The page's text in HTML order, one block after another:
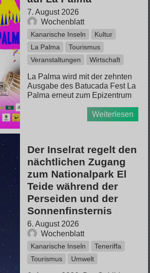
7. August 2026
Wochenblatt
Kanarische Inseln
Kultur
La Palma
Tourismus
Veranstaltungen
Wirtschaft
La Palma wird mit der zehnten
Ausgabe des Batucada Fest La
Palma erneut zum Epizentrum
Weiterlesen
Der Inselrat regelt den
nächtlichen Zugang
zum Nationalpark El
Teide während der
Perseiden und der
Sonnenfinsternis
6. August 2026
Wochenblatt
Kanarische Inseln
Teneriffa
Tourismus
Umwelt